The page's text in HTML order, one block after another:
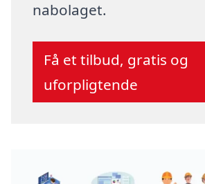
nabolaget.
Få et tilbud, gratis og
uforpligtende